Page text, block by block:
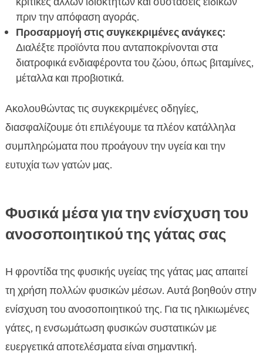
πριν την απόφαση αγοράς.
Προσαρμογή στις συγκεκριμένες ανάγκες:
Διαλέξτε προϊόντα που ανταποκρίνονται στα
διατροφικά ενδιαφέροντα του ζώου, όπως βιταμίνες,
μέταλλα και προβιοτικά.
Ακολουθώντας τις συγκεκριμένες οδηγίες,
διασφαλίζουμε ότι επιλέγουμε τα πλέον κατάλληλα
συμπληρώματα που προάγουν την υγεία και την
ευτυχία των γατών μας.
Φυσικά μέσα για την ενίσχυση του
ανοσοποιητικού της γάτας σας
Η φροντίδα της φυσικής υγείας της γάτας μας απαιτεί
τη χρήση πολλών φυσικών μέσων. Αυτά βοηθούν στην
ενίσχυση του ανοσοποιητικού της. Για τις ηλικιωμένες
γάτες, η ενσωμάτωση φυσικών συστατικών με
ευεργετικά αποτελέσματα είναι σημαντική.